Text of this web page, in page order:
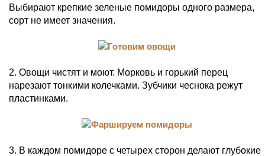
Выбирают крепкие зеленые помидоры одного размера,
сорт не имеет значения.
2. Овощи чистят и моют. Морковь и горький перец
нарезают тонкими колечками. Зубчики чеснока режут
пластинками.
3. В каждом помидоре с четырех сторон делают глубокие